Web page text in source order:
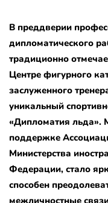
В преддверии
дипломатического
традиционно
Центре фигурного
заслуженного
уникальный
«Дипломатия льда».
поддержке
Министерства
Федерации, стало
способен